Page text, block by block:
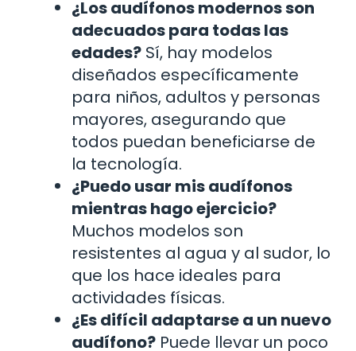
¿Los audífonos modernos son
adecuados para todas las
edades? Sí, hay modelos
diseñados específicamente
para niños, adultos y personas
mayores, asegurando que
todos puedan beneficiarse de
la tecnología.
¿Puedo usar mis audífonos
mientras hago ejercicio?
Muchos modelos son
resistentes al agua y al sudor, lo
que los hace ideales para
actividades físicas.
¿Es difícil adaptarse a un nuevo
audífono? Puede llevar un poco